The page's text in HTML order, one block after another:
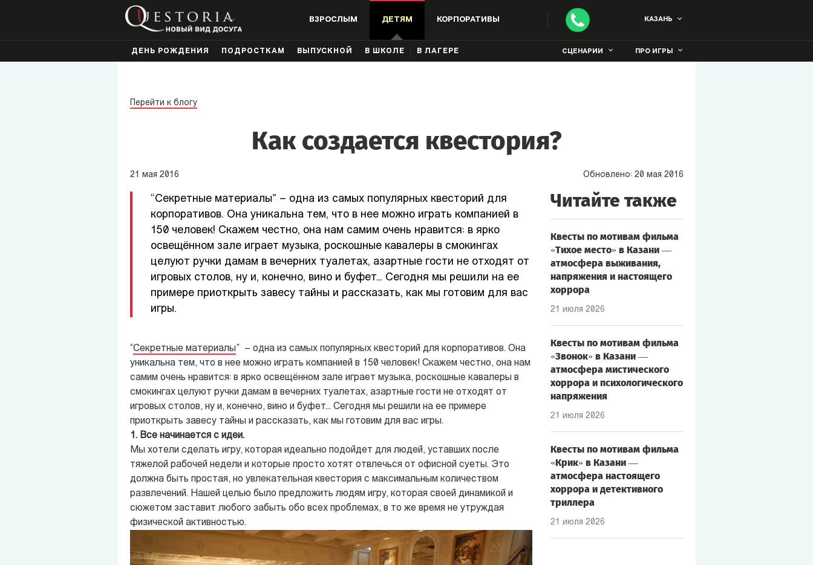
ВЗРОСЛЫМ ДЕТЯМ КОРПОРАТИВЫ КАЗАНЬ
ДЕНЬ РОЖДЕНИЯ ПОДРОСТКАМ ВЫПУСКНОЙ В ШКОЛЕ В ЛАГЕРЕ СЦЕНАРИИ ПРО ИГРЫ
Перейти к блогу
Как создается квестория?
21 мая 2016 Обновлено: 20 мая 2016
“Секретные материалы” – одна из самых популярных квесторий для
корпоративов. Она уникальна тем, что в нее можно играть компанией в
150 человек! Скажем честно, она нам самим очень нравится: в ярко
освещённом зале играет музыка, роскошные кавалеры в смокингах
целуют ручки дамам в вечерних туалетах, азартные гости не отходят от
игровых столов, ну и, конечно, вино и буфет… Сегодня мы решили на ее
примере приоткрыть завесу тайны и рассказать, как мы готовим для вас
игры.
“Секретные материалы” – одна из самых популярных квесторий для корпоративов. Она
уникальна тем, что в нее можно играть компанией в 150 человек! Скажем честно, она нам
самим очень нравится: в ярко освещённом зале играет музыка, роскошные кавалеры в
смокингах целуют ручки дамам в вечерних туалетах, азартные гости не отходят от
игровых столов, ну и, конечно, вино и буфет… Сегодня мы решили на ее примере
приоткрыть завесу тайны и рассказать, как мы готовим для вас игры.
1. Все начинается с идеи.
Мы хотели сделать игру, которая идеально подойдет для людей, уставших после
тяжелой рабочей недели и которые просто хотят отвлечься от офисной суеты. Это
должна быть простая, но увлекательная квестория с максимальным количеством
развлечений. Нашей целью было предложить людям игру, которая своей динамикой и
сюжетом заставит любого забыть обо всех проблемах, в то же время не утруждая
физической активностью.
Читайте также
Квесты по мотивам фильма
«Тихое место» в Казани —
атмосфера выживания,
напряжения и настоящего
хоррора
21 июля 2026
Квесты по мотивам фильма
«Звонок» в Казани —
атмосфера мистического
хоррора и психологического
напряжения
21 июля 2026
Квесты по мотивам фильма
«Крик» в Казани —
атмосфера настоящего
хоррора и детективного
триллера
21 июля 2026